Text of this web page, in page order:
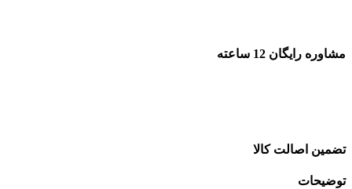
مشاوره رایگان 12 ساعته
تضمین اصالت کالا
توضیحات